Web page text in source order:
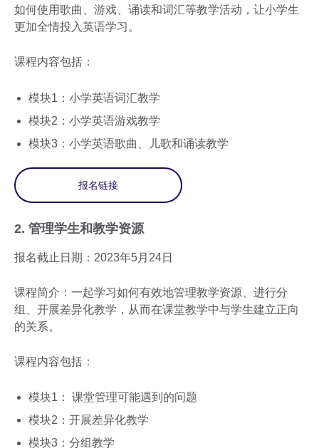
如何使用歌曲、游戏、诵读和词汇等教学活动，让小学生
更加全情投入英语学习。
课程内容包括：
模块1：小学英语词汇教学
模块2：小学英语游戏教学
模块3：小学英语歌曲、儿歌和诵读教学
报名链接
2. 管理学生和教学资源
报名截止日期：2023年5月24日
课程简介：一起学习如何有效地管理教学资源、进行分
组、开展差异化教学，从而在课堂教学中与学生建立正向
的关系。
课程内容包括：
模块1： 课堂管理可能遇到的问题
模块2：开展差异化教学
模块3：分组教学